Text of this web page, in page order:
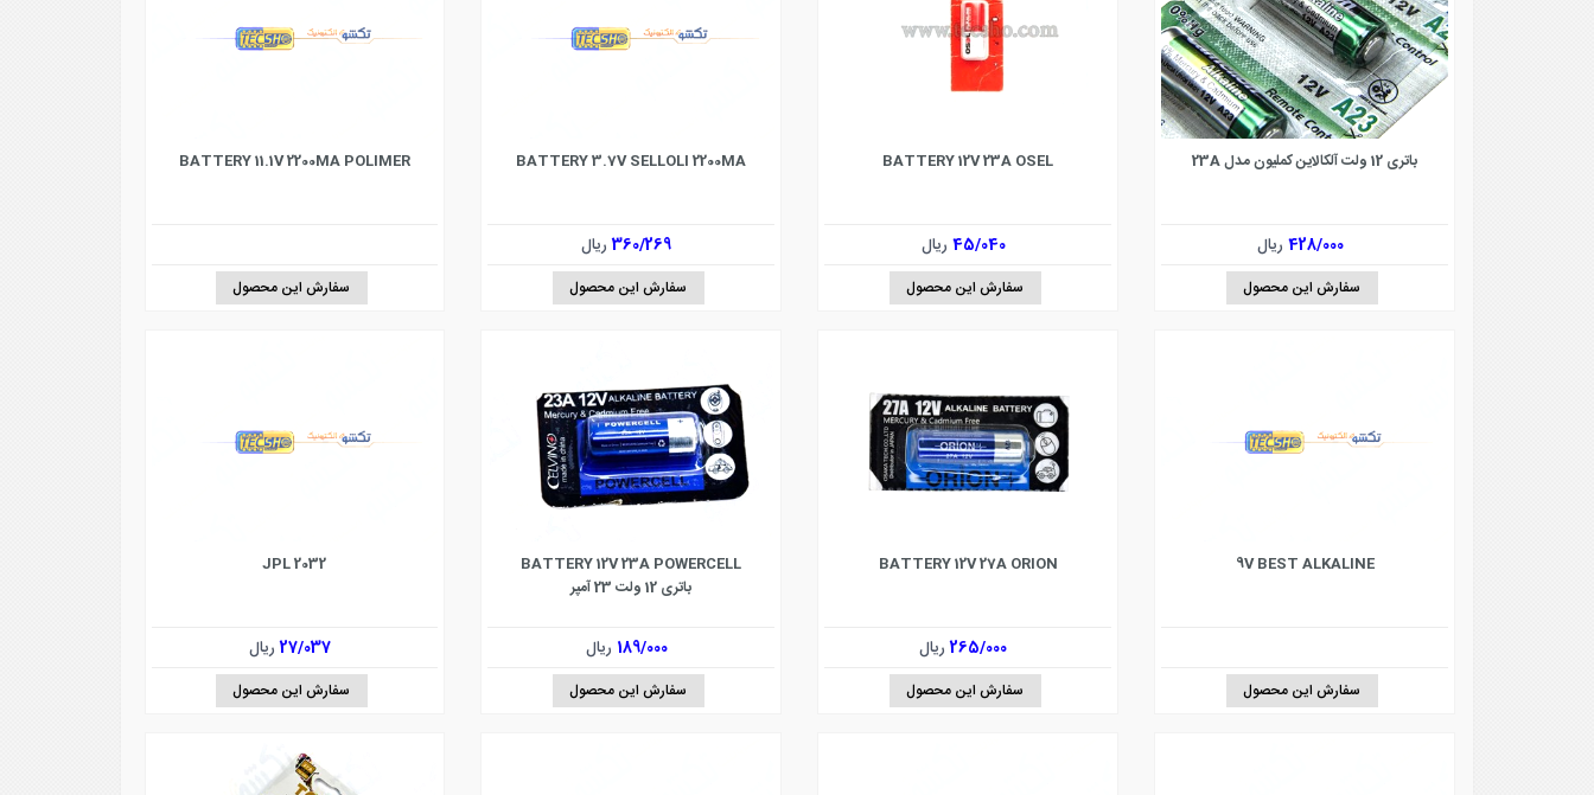
باتری 12 ولت آلکالاین کملیون مدل 23A
428/000 ریال
سفارش این محصول
BATTERY 12V 23A OSEL
45/040 ریال
سفارش این محصول
BATTERY 3.7V SELLOLI 2200MA
360/269ریال
سفارش این محصول
BATTERY 11.1V 2200MA POLIMER
سفارش این محصول
9V BEST ALKALINE
سفارش این محصول
BATTERY 12V 27A ORION
265/000ریال
سفارش این محصول
BATTERY 12V 23A POWERCELL
باتری 12 ولت 23 آمپر
189/000 ریال
سفارش این محصول
2032 JPL
27/037ریال
سفارش این محصول